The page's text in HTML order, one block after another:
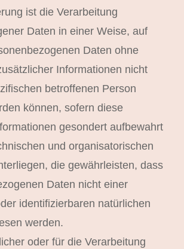
ist die Verarbeitung
Daten in einer Weise, auf
Daten ohne
Informationen nicht
betroffenen Person
können, sofern diese
gesondert aufbewahrt
und organisatorischen
die gewährleisten, dass
Daten nicht einer
identifizierbaren natürlichen
werden.
oder für die Verarbeitung